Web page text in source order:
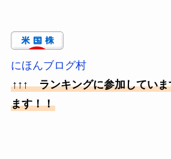
にほんブログ村
↑↑↑ ランキングに参加していま
ます！！